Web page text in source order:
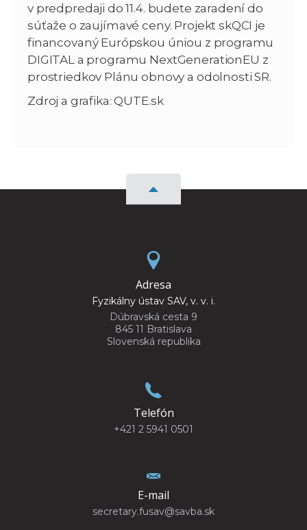
v predpredaji do 11.4. budete zaradení do
súťaže o zaujímavé ceny. Projekt skQCI je
financovaný Európskou úniou z programu
DIGITAL a programu NextGenerationEU z
prostriedkov Plánu obnovy a odolnosti SR.
Zdroj a grafika: QUTE.sk
Adresa
Fyzikálny ústav SAV, v. v. i.
Dúbravská cesta 9
845 11 Bratislava
Slovenská republika
Telefón
+421 2 5941 0501
E-mail
secretary.fusav@savba.sk